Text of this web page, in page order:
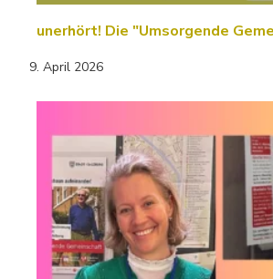
unerhört! Die "Umsorgende
9. April 2026